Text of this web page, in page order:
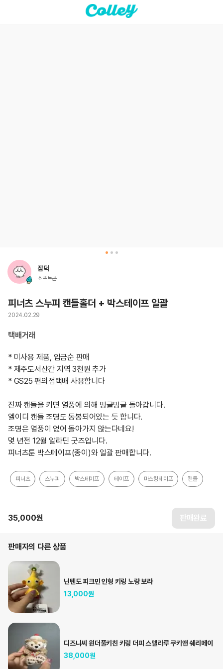
잡덕
소프트콘
피너츠 스누피 캔들홀더 + 박스테이프 일괄
2024.02.29
택배거래
* 미사용 제품, 입금순 판매
* 제주도서산간 지역 3천원 추가
* GS25 편의점택배 사용합니다
진짜 캔들을 키면 열풍에 의해 빙글빙글 돌아갑니다.
엘이디 캔들 조명도 동봉되어있는 듯 합니다.
조명은 열풍이 없어 돌아가지 않는다네요!
몇 년전 12월 알라딘 굿즈입니다.
피너츠툰 박스테이프(종이)와 일괄 판매합니다.
피너츠 스누피 박스테이프 테이프 마스킹테이프 캔들
35,000원 판매완료
판매자의 다른 상품
닌텐도 피크민 인형 키링 노랑 보라
13,000원
디즈니씨 원더풀키친 키링 더피 스텔라루 쿠키앤 쉐리메이
38,000원